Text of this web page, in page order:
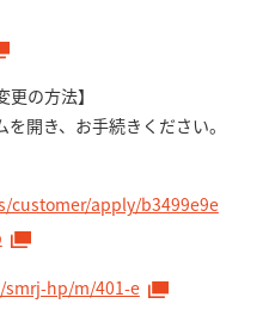
更の方法】
開き、お手続きください。
customer/apply/b3499e9e
hp/m/401-e